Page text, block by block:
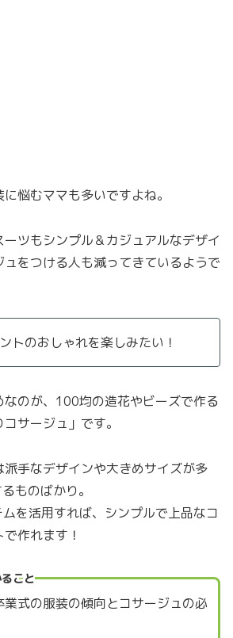
悩むママも多いですよね。
ツもシンプル＆カジュアルなデザイ
をつける人も減ってきているようで
トのおしゃれを楽しみたい！
なのが、100均の造花やビーズで作る
サージュ」です。
手なデザインや大きめサイズが多
ものばかり。
を活用すれば、シンプルで上品なコ
作れます！
こと
式の服装の傾向とコサージュの必